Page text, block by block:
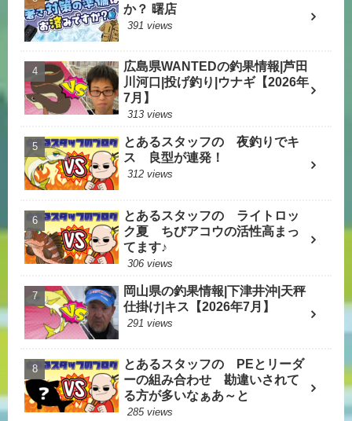
か？ 曙店
391 views
広島県WANTEDの釣果情報|芦田
川河口|投げ釣り|ウナギ【2026年
7月】
313 views
とあるスタッフの 夜釣りでキ
ス 良型が連発！
312 views
とあるスタッフの ライトロッ
ク夏 ちびアコウの活性高まっ
てます♪
306 views
岡山県の釣果情報|下津井沖|天秤
仕掛け|キス【2026年7月】
291 views
とあるスタッフの PEとリーダ
ーの組み合わせ 勘違いされて
る方が多いなぁあ～と
285 views